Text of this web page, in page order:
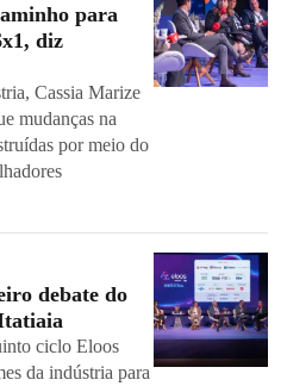
para
diz
Cassia Marize
mudanças na
por meio do
debate do
ciclo Eloos
da indústria para